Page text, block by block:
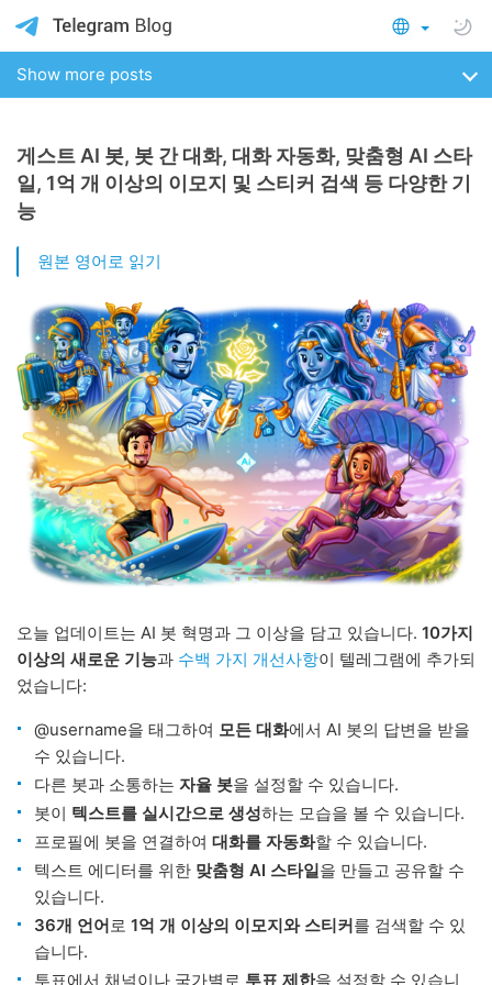
Show more posts
게스트 AI 봇, 봇 간 대화, 대화 자동화, 맞춤형 AI 스타
일, 1억 개 이상의 이모지 및 스티커 검색 등 다양한 기
능
원본 영어로 읽기
오늘 업데이트는 AI 봇 혁명과 그 이상을 담고 있습니다. 10가지
이상의 새로운 기능과 수백 가지 개선사항이 텔레그램에 추가되
었습니다:
@username을 태그하여 모든 대화에서 AI 봇의 답변을 받을
수 있습니다.
다른 봇과 소통하는 자율 봇을 설정할 수 있습니다.
봇이 텍스트를 실시간으로 생성하는 모습을 볼 수 있습니다.
프로필에 봇을 연결하여 대화를 자동화할 수 있습니다.
텍스트 에디터를 위한 맞춤형 AI 스타일을 만들고 공유할 수
있습니다.
36개 언어로 1억 개 이상의 이모지와 스티커를 검색할 수 있
습니다.
투표에서 채널이나 국가별로 투표 제한을 설정할 수 있습니